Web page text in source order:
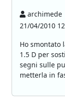
archimede
21/04/2010
Ho smontato
1.5 D per
segni sulle
metterla in